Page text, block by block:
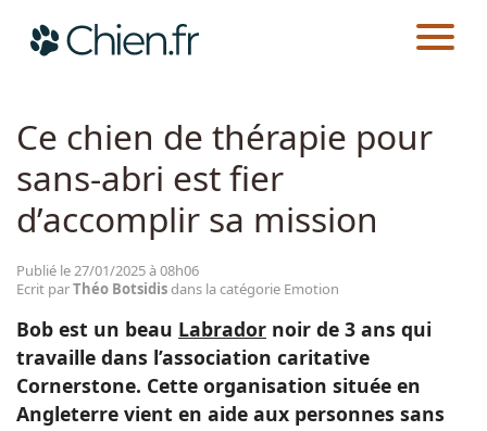
Races
CHIEN.FR ACTUALITÉS
Ce chien de thérapie pour
sans-abri est fier
d’accomplir sa mission
Publié le 27/01/2025 à 08h06
Ecrit parThéo Botsidisdans la catégorie Emotion
Bob est un beau Labrador noir de 3 ans qui
travaille dans l’association caritative
Cornerstone. Cette organisation située en
Angleterre vient en aide aux personnes sans